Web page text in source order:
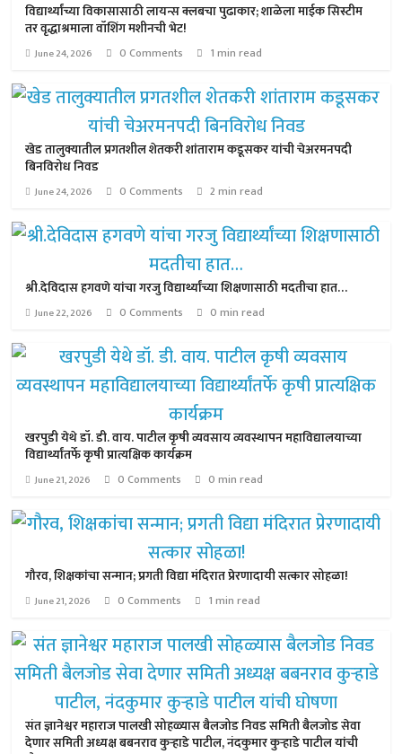
विद्यार्थ्यांच्या विकासासाठी लायन्स क्लबचा पुढाकार; शाळेला माईक सिस्टीम
तर वृद्धाश्रमाला वॉशिंग मशीनची भेट!
June 24, 2026 0 Comments 1 min read
खेड तालुक्यातील प्रगतशील शेतकरी शांताराम कडूसकर यांची चेअरमनपदी
बिनविरोध निवड
June 24, 2026 0 Comments 2 min read
श्री.देविदास हगवणे यांचा गरजु विद्यार्थ्यांच्या शिक्षणासाठी मदतीचा हात…
June 22, 2026 0 Comments 0 min read
खरपुडी येथे डॉ. डी. वाय. पाटील कृषी व्यवसाय व्यवस्थापन महाविद्यालयाच्या
विद्यार्थ्यांतर्फे कृषी प्रात्यक्षिक कार्यक्रम
June 21, 2026 0 Comments 0 min read
गौरव, शिक्षकांचा सन्मान; प्रगती विद्या मंदिरात प्रेरणादायी सत्कार सोहळा!
June 21, 2026 0 Comments 1 min read
संत ज्ञानेश्वर महाराज पालखी सोहळ्यास बैलजोड निवड समिती बैलजोड सेवा
देणार समिती अध्यक्ष बबनराव कुऱ्हाडे पाटील, नंदकुमार कुऱ्हाडे पाटील यांची